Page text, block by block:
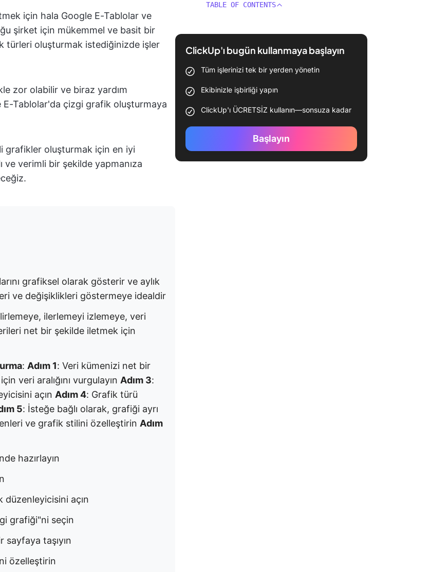
için hala Google E-Tablolar ve
şirket için mükemmel ve basit bir
türleri oluşturmak istediğinizde işler
zor olabilir ve biraz yardım
E-Tablolar'da çizgi grafik oluşturmaya
grafikler oluşturmak için en iyi
ve verimli bir şekilde yapmanıza
grafiksel olarak gösterir ve aylık
ve değişiklikleri göstermeye idealdir
ilerlemeyi izlemeye, veri
net bir şekilde iletmek için
: Adım 1: Veri kümenizi net bir
veri aralığını vurgulayın Adım 3:
açın Adım 4: Grafik türü
5: İsteğe bağlı olarak, grafiği ayrı
ve grafik stilini özelleştirin Adım
hazırlayın
açın
grafiği"ni seçin
sayfaya taşıyın
özelleştirin
TABLE OF CONTENTS
ClickUp'ı bugün kullanmaya başlayın
Tüm işlerinizi tek bir yerden yönetin
Ekibinizle işbirliği yapın
ClickUp'ı ÜCRETSİZ kullanın—sonsuza kadar
Başlayın